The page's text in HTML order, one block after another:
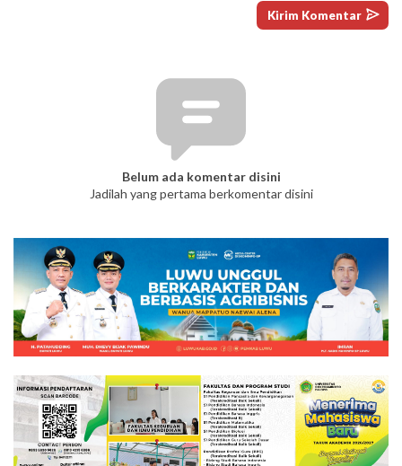
Belum ada komentar disini
Jadilah yang pertama berkomentar disini